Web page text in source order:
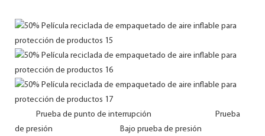
Prueba de punto de interrupción Prueba
de presión Bajo prueba de presión